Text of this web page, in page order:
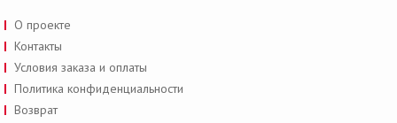
О проекте
Контакты
Условия заказа и оплаты
Политика конфиденциальности
Возврат